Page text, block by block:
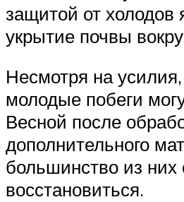
защитой от холодов
укрытие почвы
Несмотря на
молодые побеги
Весной после
дополнительного
большинство из них
восстановиться.